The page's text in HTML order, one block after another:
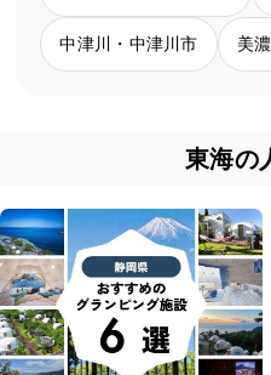
中津川・中津川市 美
東海の